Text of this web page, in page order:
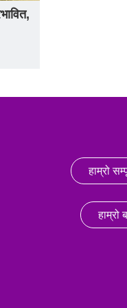
हाम्रो
हाम्रो